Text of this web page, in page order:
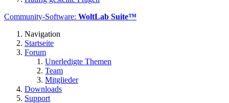
Community-Software: WoltLab Suite™
Navigation
Startseite
Forum
Unerledigte Themen
Team
Mitglieder
Downloads
Support